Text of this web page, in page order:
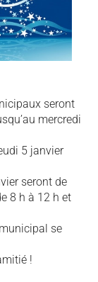
seront
mercredi
5 janvier
seront de
8 h à 12 h et
se
!